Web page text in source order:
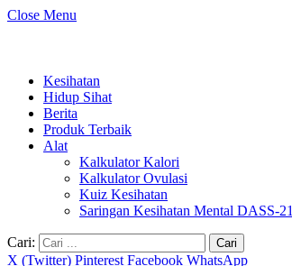
Close Menu
Kesihatan
Hidup Sihat
Berita
Produk Terbaik
Alat
Kalkulator Kalori
Kalkulator Ovulasi
Kuiz Kesihatan
Saringan Kesihatan Mental DASS-21
Cari:
X (Twitter) Pinterest Facebook WhatsApp